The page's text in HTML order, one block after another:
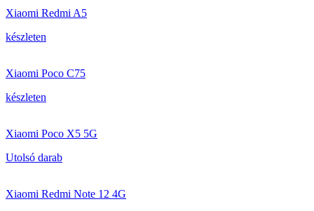
Xiaomi Redmi A5
készleten
Xiaomi Poco C75
készleten
Xiaomi Poco X5 5G
Utolsó darab
Xiaomi Redmi Note 12 4G